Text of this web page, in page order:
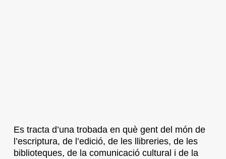
Es tracta d’una trobada en què gent del món de
l’escriptura, de l’edició, de les llibreries, de les
biblioteques, de la comunicació cultural i de la